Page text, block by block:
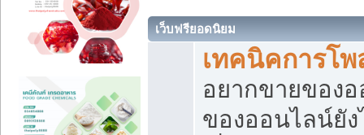
เว็บฟรียอดนิยม
เทคนิคการโ
อยากขายของ
ของออนไลน์ยั